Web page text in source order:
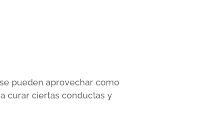
se pueden aprovechar como
curar ciertas conductas y